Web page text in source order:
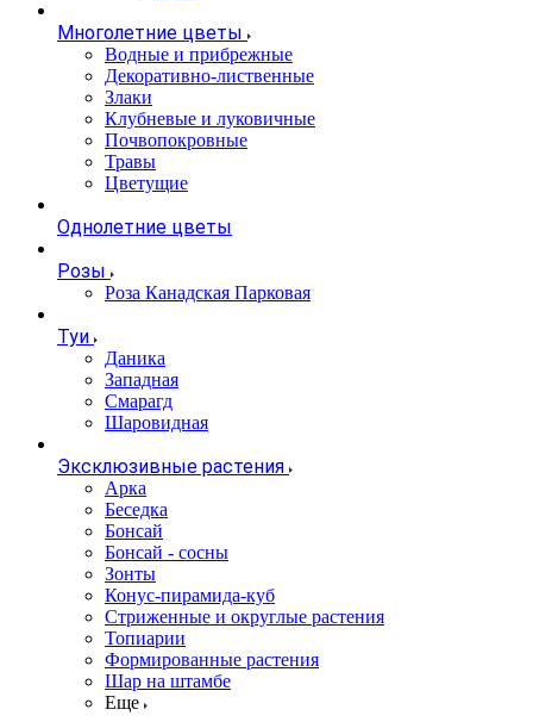
Многолетние цветы
Водные и прибрежные
Декоративно-лиственные
Злаки
Клубневые и луковичные
Почвопокровные
Травы
Цветущие
Однолетние цветы
Розы
Роза Канадская Парковая
Туи
Даника
Западная
Смарагд
Шаровидная
Эксклюзивные растения
Арка
Беседка
Бонсай
Бонсай - сосны
Зонты
Конус-пирамида-куб
Стриженные и округлые растения
Топиарии
Формированные растения
Шар на штамбе
Еще